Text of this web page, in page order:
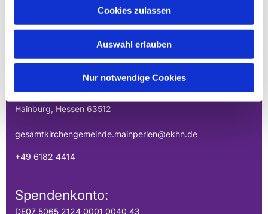
Cookies zulassen
Auswahl erlauben
Nur notwendige Cookies
EVANGELISCHE
GESAMTKIRCHENGEMEINDE DER
MAINPERLEN
Hainburg, Hessen 63512
gesamtkirchengemeinde.mainperlen@ekhn.de
+49 6182 4414
Spendenkonto:
DE07 5065 2124 0001 0040 43